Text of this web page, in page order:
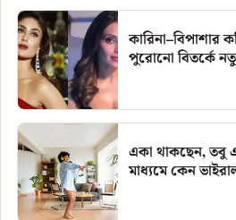
কারিনা–বিপাশার
পুরোনো বিতর্কে
একা থাকছেন, তবু
মাধ্যমে কেন